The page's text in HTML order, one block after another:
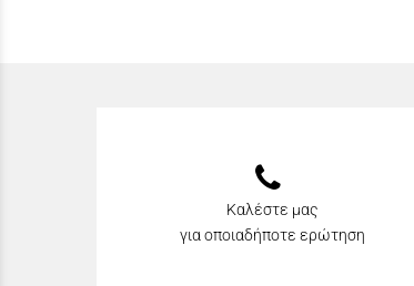
Καλέστε μας
για οποιαδήποτε ερώτηση